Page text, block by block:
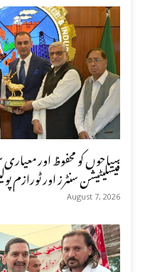
سیاحوں کو محفوظ اور
فیسلیٹیشن سنٹرز اور
August 7, 2026